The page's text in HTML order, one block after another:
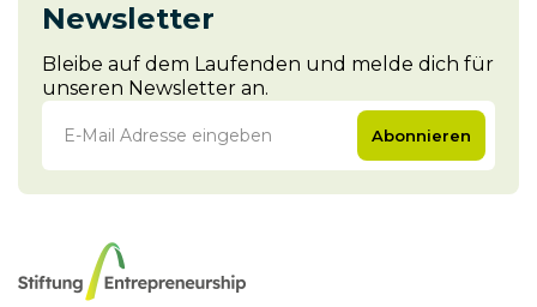
Newsletter
Bleibe auf dem Laufenden und melde dich für
unseren Newsletter an.
Abonnieren